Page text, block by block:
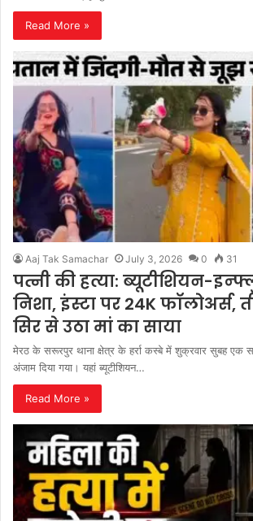
Read More »
Aaj Tak Samachar July 3, 2026 0 31
पत्नी की हत्या: ब्यूटीशियन-
निशा, इंस्टा पर 24K फॉलोअर्स,
सिर से उठा मां का साया
मेरठ के सरूरपुर थाना क्षेत्र के हर्रा कस्बे में शुक्रवार सुबह एक
अंजाम दिया गया। यहां ब्यूटीशियन…
Read More »